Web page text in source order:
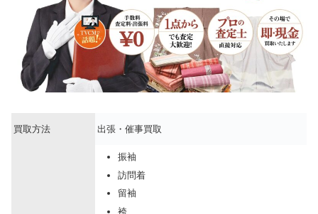
買取方法 出張・催事買取
振袖
訪問着
留袖
袴